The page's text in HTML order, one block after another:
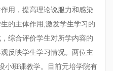
用，提高理论说服力和感染
的主体作用,激发学生学习的
综合评价学生对所学内容的
反映学生学习情况。两位主
小班课教学。目前元培学院有